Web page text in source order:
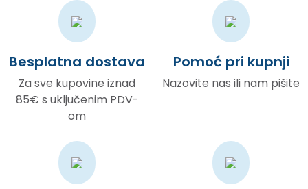
Besplatna dostava
Za sve kupovine iznad
85€ s uključenim PDV-
om
Pomoć pri kupnji
Nazovite nas ili nam pišite